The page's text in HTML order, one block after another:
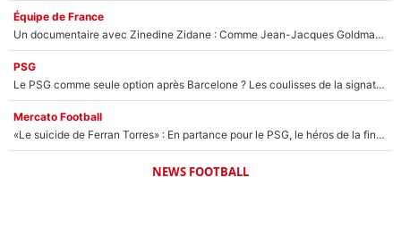
Équipe de France
Un documentaire avec Zinedine Zidane : Comme Jean-Jacques Goldman et Mylène Farmer, le nouveau sélectionneur de l'équipe de France a recalé une journaliste très connue
PSG
Le PSG comme seule option après Barcelone ? Les coulisses de la signature historique de Lionel Messi sont révélées au grand jour !
Mercato Football
«Le suicide de Ferran Torres» : En partance pour le PSG, le héros de la finale de la Coupe du monde s'attire les foudres de la presse espagnole !
NEWS FOOTBALL